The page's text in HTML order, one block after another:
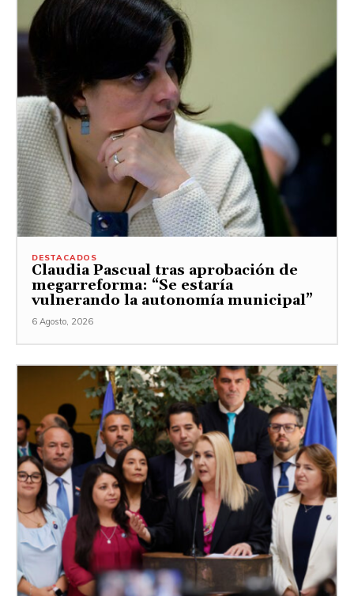
DESTACADOS
Claudia Pascual tras aprobación de
megarreforma: “Se estaría
vulnerando la autonomía municipal”
6 Agosto, 2026